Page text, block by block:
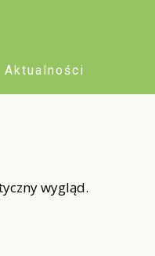
Aktualności
wygląd.